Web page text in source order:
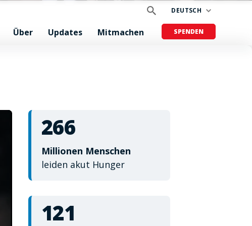
DEUTSCH
Über Updates Mitmachen SPENDEN
266
Millionen Menschen
leiden akut Hunger
121